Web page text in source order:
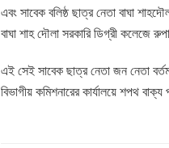
এবং সাবেক বলিষ্ঠ ছাত্র নেতা বাঘা
বাঘা শাহ দৌলা সরকারি ডিগ্রী কলেজে
এই সেই সাবেক ছাত্র নেতা জন নেতা
বিভাগীয় কমিশনারের কার্যালয়ে শপথ